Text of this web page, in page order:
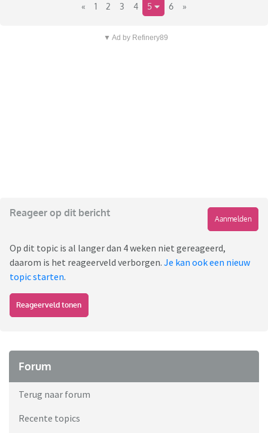
« 1 2 3 4 5 6 »
▼ Ad by Refinery89
Reageer op dit bericht
Aanmelden
Op dit topic is al langer dan 4 weken niet gereageerd,
daarom is het reageerveld verborgen. Je kan ook een nieuw
topic starten.
Reageerveld tonen
Forum
Terug naar forum
Recente topics